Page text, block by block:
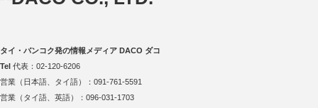
タイ・バンコク発の情報メディア DACO ダコ
Tel 代表：02-120-6206
営業（日本語、タイ語）：091-761-5591
営業（タイ語、英語）：096-031-1703